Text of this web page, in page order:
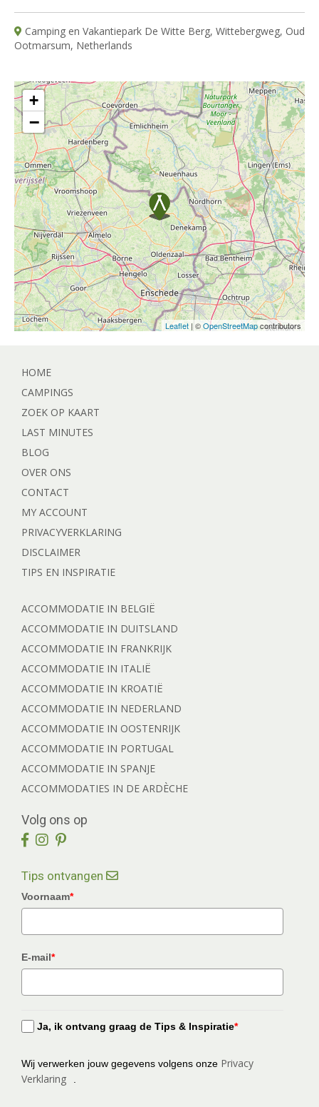
Camping en Vakantiepark De Witte Berg, Wittebergweg, Oud
Ootmarsum, Netherlands
+
−
Leaflet | ©OpenStreetMapcontributors
HOME
CAMPINGS
ZOEK OP KAART
LAST MINUTES
BLOG
OVER ONS
CONTACT
MY ACCOUNT
PRIVACYVERKLARING
DISCLAIMER
TIPS EN INSPIRATIE
ACCOMMODATIE IN BELGIË
ACCOMMODATIE IN DUITSLAND
ACCOMMODATIE IN FRANKRIJK
ACCOMMODATIE IN ITALIË
ACCOMMODATIE IN KROATIË
ACCOMMODATIE IN NEDERLAND
ACCOMMODATIE IN OOSTENRIJK
ACCOMMODATIE IN PORTUGAL
ACCOMMODATIE IN SPANJE
ACCOMMODATIES IN DE ARDÈCHE
Volg ons op
Tips ontvangen
Voornaam*
E-mail*
Ja, ik ontvang graag de Tips & Inspiratie*
Wij verwerken jouw gegevens volgens onze Privacy
Verklaring